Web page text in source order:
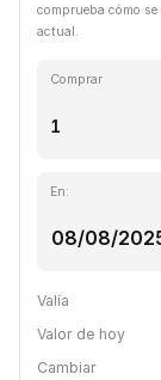
comprueba cómo
actual.
Comprar
En:
Valía
Valor de hoy
Cambiar